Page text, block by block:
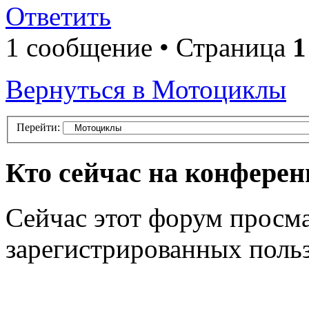
Ответить
1 сообщение • Страница 1
Вернуться в Мотоциклы
Перейти:
Кто сейчас на
Сейчас этот форум
зарегистрированных